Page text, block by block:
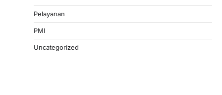
Pelayanan
PMI
Uncategorized